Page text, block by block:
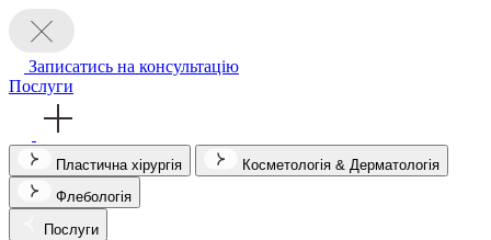
Записатись на консультацію
Послуги
Пластична хірургія
Косметологія & Дерматологія
Флебологія
Послуги